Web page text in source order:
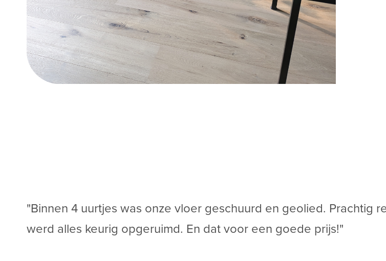
"Binnen 4 uurtjes was onze vloer geschuurd en geolied. Prachtig
werd alles keurig opgeruimd. En dat voor een goede prijs!"